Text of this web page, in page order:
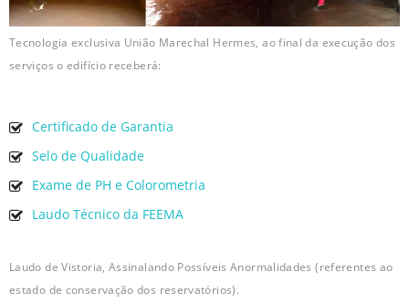
Tecnologia exclusiva União Marechal Hermes, ao final da execução dos
serviços o edifício receberá:
Certificado de Garantia
Selo de Qualidade
Exame de PH e Colorometria
Laudo Técnico da FEEMA
Laudo de Vistoria, Assinalando Possíveis Anormalidades (referentes ao
estado de conservação dos reservatórios).